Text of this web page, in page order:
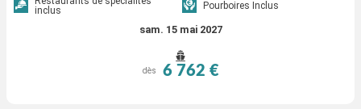
inclus
Pourboires Inclus
sam. 15 mai 2027
dès 6 762 €